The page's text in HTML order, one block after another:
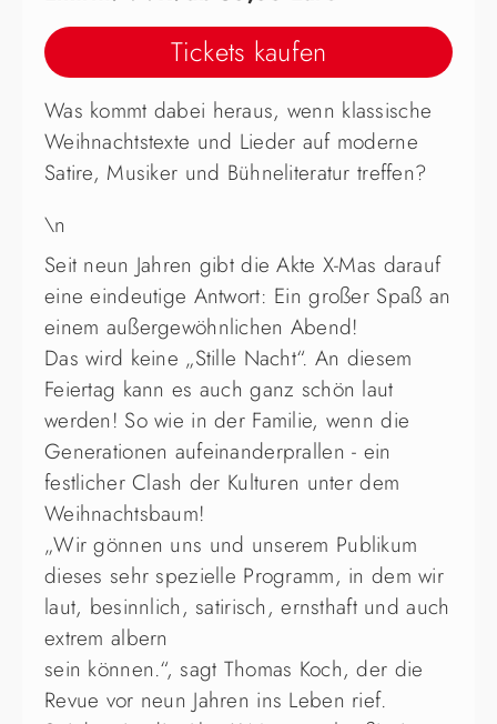
Tickets kaufen
Was kommt dabei heraus, wenn klassische
Weihnachtstexte und Lieder auf moderne
Satire, Musiker und Bühneliteratur treffen?
\n
Seit neun Jahren gibt die Akte X-Mas darauf
eine eindeutige Antwort: Ein großer Spaß an
einem außergewöhnlichen Abend!
Das wird keine „Stille Nacht“. An diesem
Feiertag kann es auch ganz schön laut
werden! So wie in der Familie, wenn die
Generationen aufeinanderprallen - ein
festlicher Clash der Kulturen unter dem
Weihnachtsbaum!
„Wir gönnen uns und unserem Publikum
dieses sehr spezielle Programm, in dem wir
laut, besinnlich, satirisch, ernsthaft und auch
extrem albern
sein können.“, sagt Thomas Koch, der die
Revue vor neun Jahren ins Leben rief.